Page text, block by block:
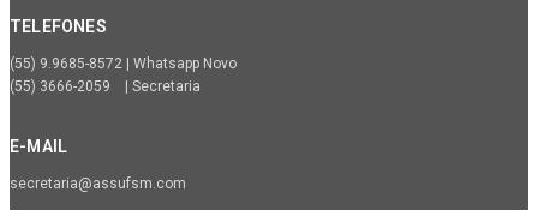
TELEFONES
(55) 9.9685-8572 | Whatsapp Novo
(55) 3666-2059 | Secretaria
E-MAIL
secretaria@assufsm.com